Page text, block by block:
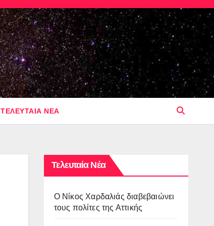
ΤΕΛΕΥΤΑΙΑ ΝΕΑ
Τελευταία Νέα
O Νίκος Χαρδαλιάς διαβεβαιώνει
τους πολίτες της Αττικής